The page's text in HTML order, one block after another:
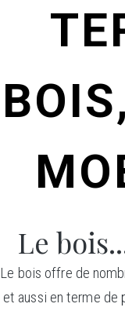
Le
Le bois offre de
et aussi en terme de